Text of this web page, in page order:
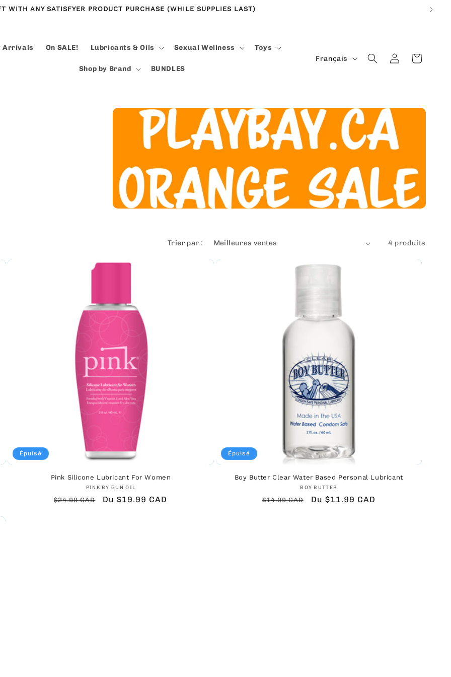
WITH ANY SATISFYER PRODUCT PURCHASE (WHILE SUPPLIES LAST)
Arrivals On SALE! Lubricants & Oils Sexual Wellness Toys
Shop by Brand BUNDLES
L
u
e
Français ConnexionPanier
Trier par : 4 produits
Épuisé
Pink Silicone Lubricant For Women
Fournisseur :
PINK BY GUN OIL
Prix
$24.99 CAD
Prix
Du $19.99 CAD
Épuisé
Boy Butter Clear Water Based Personal Lubricant
Fournisseur :
BOY BUTTER
Prix
$14.99 CAD
Prix
Du $11.99 CAD